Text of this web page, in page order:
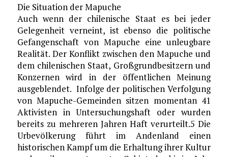
Die Situation der Mapuche
Auch wenn der chilenische Staat es bei jeder
Gelegenheit verneint, ist ebenso die politische
Gefangenschaft von Mapuche eine unleugbare
Realität. Der Konflikt zwischen den Mapuche und
dem chilenischen Staat, Großgrundbesitzern und
Konzernen wird in der öffentlichen Meinung
ausgeblendet. Infolge der politischen Verfolgung
von Mapuche-Gemeinden sitzen momentan 41
Aktivisten in Untersuchungshaft oder wurden
bereits zu mehreren Jahren Haft verurteilt.5 Die
Urbevölkerung führt im Andenland einen
historischen Kampf um die Erhaltung ihrer Kultur